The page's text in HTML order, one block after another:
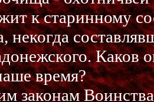
к старинному
некогда
Каков
время?
законам